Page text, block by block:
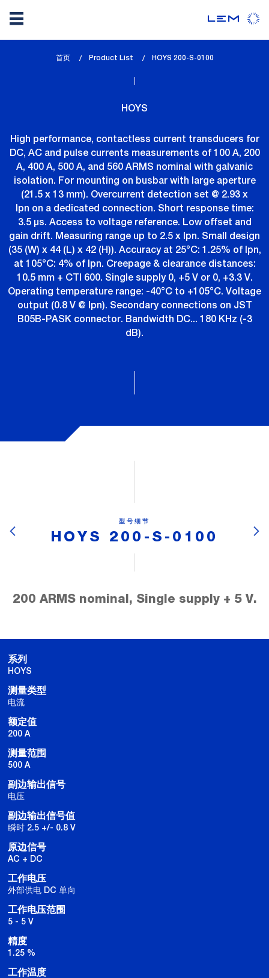
首页 Product List
lem_current_page
HOYS 200-S-0100
HOYS
High performance, contactless current transducers for
DC, AC and pulse currents measurements of 100 A, 200
A, 400 A, 500 A, and 560 ARMS nominal with galvanic
isolation. For mounting on busbar with large aperture
(21.5 x 13 mm). Overcurrent detection set @ 2.93 x
Ipn on a dedicated connection. Short response time:
3.5 µs. Access to voltage reference. Low offset and
gain drift. Measuring range up to 2.5 x Ipn. Small design
(35 (W) x 44 (L) x 42 (H)). Accuracy at 25°C: 1.25% of Ipn,
at 105°C: 4% of Ipn. Creepage & clearance distances:
10.5 mm + CTI 600. Single supply 0, +5 V or 0, +3.3 V.
Operating temperature range: -40°C to +105°C. Voltage
output (0.8 V @ Ipn). Secondary connections on JST
B05B-PASK connector. Bandwidth DC... 180 KHz (-3
dB).
型号细节
HOYS 200-S-0100
200 ARMS nominal, Single supply + 5 V.
系列
HOYS
测量类型
电流
额定值
200 A
测量范围
500 A
副边输出信号
电压
副边输出信号值
瞬时 2.5 +/- 0.8 V
原边信号
AC + DC
工作电压
外部供电 DC 单向
工作电压范围
5 - 5 V
精度
1.25 %
工作温度